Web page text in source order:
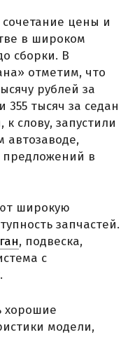
цены и
в широком
сборки. В
отметим, что
рублей за
тысяч за седан
слову, запустили
автозаводе,
предложений в
широкую
запчастей.
, подвеска,
с
хорошие
модели,